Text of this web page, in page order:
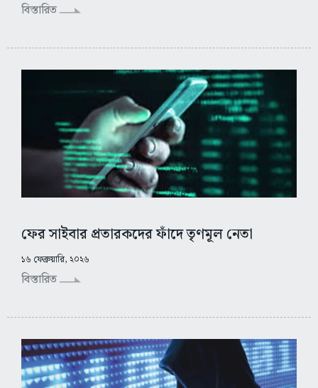
বিস্তারিত
ফের সাইবার প্রতারকদের ফাঁদে তৃণমূল নেতা
১৬ ফেব্রুয়ারি, ২০২৬
বিস্তারিত